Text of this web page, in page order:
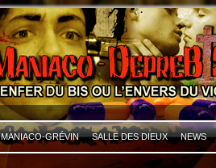
MANIACO-GRÉVIN SALLE DES DIEUX NEWS